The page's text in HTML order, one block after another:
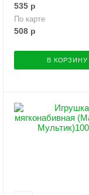
535 р
По карте
508 р
В КОРЗИНУ